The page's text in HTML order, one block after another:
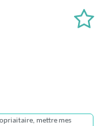
mettre mes